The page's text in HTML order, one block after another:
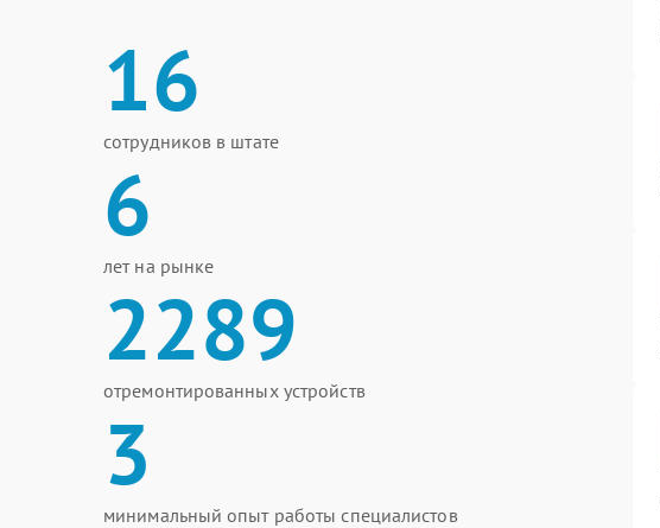
16
сотрудников в штате
6
лет на рынке
2289
отремонтированных устройств
3
минимальный опыт работы специалистов